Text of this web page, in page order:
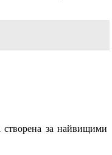
створена за найвищими